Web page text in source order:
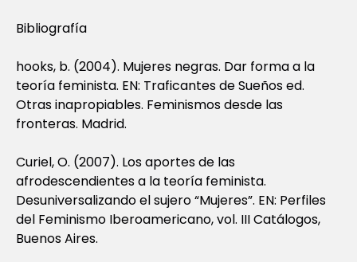
Bibliografía
hooks, b. (2004). Mujeres negras. Dar forma a la
teoría feminista. EN: Traficantes de Sueños ed.
Otras inapropiables. Feminismos desde las
fronteras. Madrid.
Curiel, O. (2007). Los aportes de las
afrodescendientes a la teoría feminista.
Desuniversalizando el sujero “Mujeres”. EN: Perfiles
del Feminismo Iberoamericano, vol. III Catálogos,
Buenos Aires.